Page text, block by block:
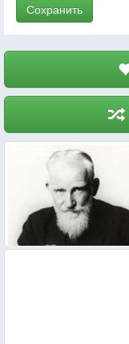
Сохранить